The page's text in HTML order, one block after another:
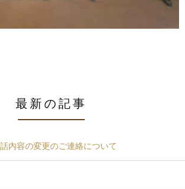
最新の記事
話内容の変更のご連絡について